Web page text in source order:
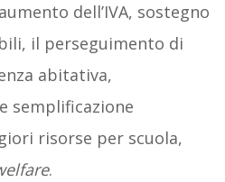
dell’IVA, sostegno
il perseguimento di
abitativa,
semplificazione
risorse per scuola,
.